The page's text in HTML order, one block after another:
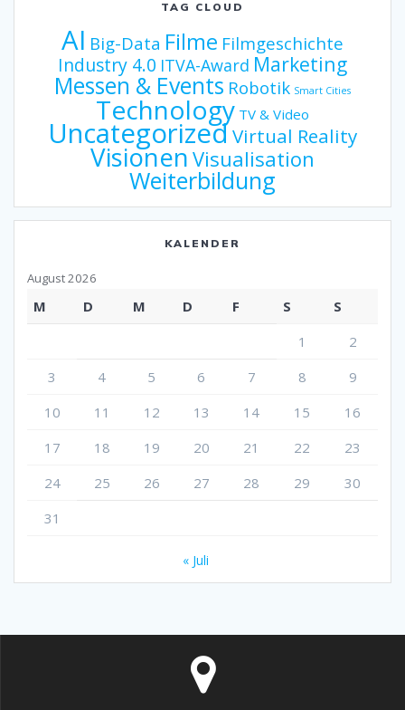
TAG CLOUD
AI Big-Data Filme Filmgeschichte
Industry 4.0 ITVA-Award Marketing
Messen & Events Robotik Smart Cities
Technology TV & Video
UncategorizedVirtual Reality
Visionen Visualisation
Weiterbildung
KALENDER
August 2026
M D M D F S
S
1
2
3
4 5 6 7 8
9
10
11 12 13 14 15
16
17
18 19 20 21 22
23
24
25 26 27 28 29
30
31
« Juli